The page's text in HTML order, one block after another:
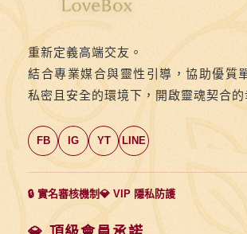
重新定義高端交友。
結合專業媒合與靈性引導，協助優質
私密且安全的環境下，開啟靈魂契合的
FB IG YT LINE
🔒 實名審核機制💎 VIP 隱私防護